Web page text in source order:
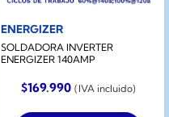
ENERGIZER
SOLDADORA INVERTER
ENERGIZER 140AMP
$169.990 (IVA incluido)